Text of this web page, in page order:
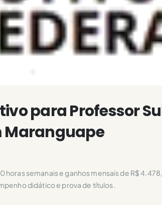
para Professor
Maranguape
semanais e ganhos mensais de R$
didático e prova de títulos.